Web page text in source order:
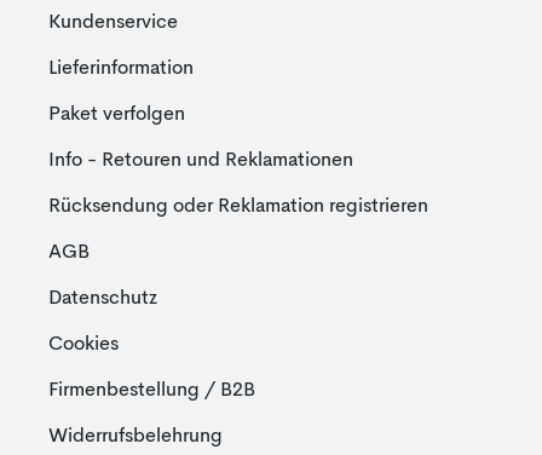
Kundenservice
Lieferinformation
Paket verfolgen
Info - Retouren und Reklamationen
Rücksendung oder Reklamation registrieren
AGB
Datenschutz
Cookies
Firmenbestellung / B2B
Widerrufsbelehrung